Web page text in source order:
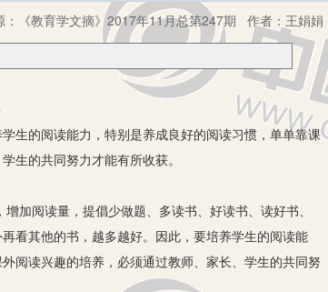
《教育学文摘》2017年11月总第247期 作者： 王娟娟
的阅读能力，特别是养成良好的阅读习惯，单单靠课
生的共同努力才能有所收获。
阅读量，提倡少做题、多读书、好读书、读好书、
看其他的书，越多越好。因此，要培养学生的阅读能
阅读兴趣的培养，必须通过教师、家长、学生的共同努